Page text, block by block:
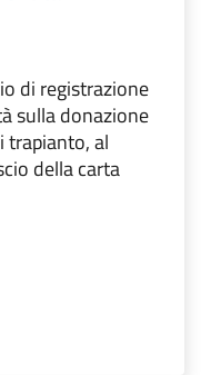
di registrazione
sulla donazione
trapianto, al
della carta